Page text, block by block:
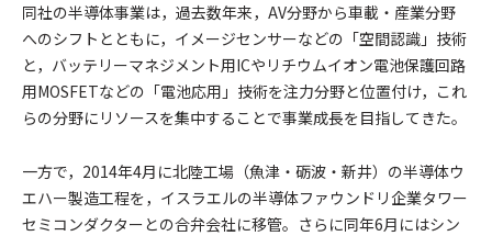
同社の半導体事業は，過去数年来，AV分野から車載・産業分野
へのシフトとともに，イメージセンサーなどの「空間認識」技術
と，バッテリーマネジメント用ICやリチウムイオン電池保護回路
用MOSFETなどの「電池応用」技術を注力分野と位置付け，これ
らの分野にリソースを集中することで事業成長を目指してきた。
一方で，2014年4月に北陸工場（魚津・砺波・新井）の半導体ウ
エハー製造工程を，イスラエルの半導体ファウンドリ企業タワー
セミコンダクターとの合弁会社に移管。さらに同年6月にはシン